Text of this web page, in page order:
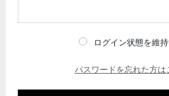
ログイン状態を維
パスワードを忘れた方は